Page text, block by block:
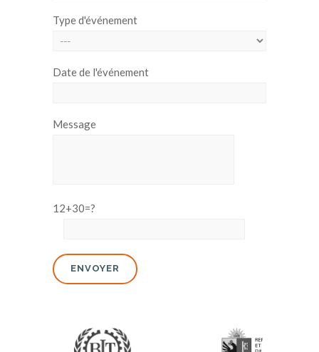
Type d'événement
Date de l'événement
Message
12+30=?